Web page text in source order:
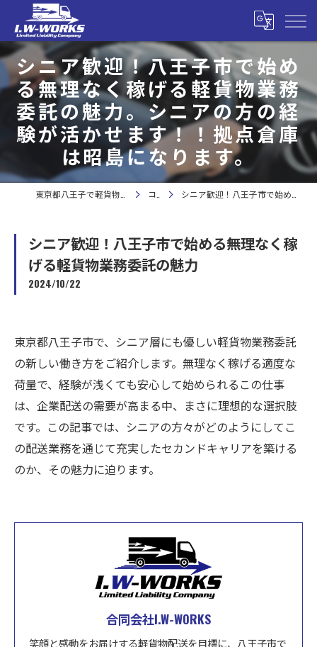
シニア歓迎！八王子市で始め
る無理なく稼げる軽貨物業務
委託の魅力。シニアの方の経
験が活かせます！！拠点倉庫
は昭島になります。
コラム シニア歓迎！八王子市で始める無理なく稼げる軽貨物業務委託の魅力
シニア歓迎！八王子市で始める無理なく稼
げる軽貨物業務委託の魅力
2024/10/22
東京都八王子市で、シニア層にも優しい軽貨物業務委託
の新しい働き方をご紹介します。無理なく稼げる適度な
荷量で、経験が浅くても安心して始められるこの仕事
は、企業配送の需要が高まる中、まさに理想的な選択肢
です。この記事では、シニアの方々がどのようにしてこ
の配送業務を通じて充実したセカンドキャリアを築ける
のか、その魅力に迫ります。
合同会社I.W-WORKS
笑顔と感動をお届けする軽貨物配送を目標に、八王子市で